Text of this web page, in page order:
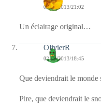
02/08/2013/21:02
Un éclairage original…
OlivierR
02/08/2013/18:45
Que deviendrait le
Pire, que deviendrait le